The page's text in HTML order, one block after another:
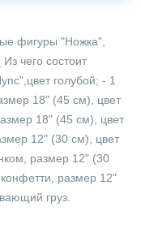
фигуры "Ножка",
чего состоит
голубой; - 1
18" (45 см), цвет
18" (45 см), цвет
12" (30 см), цвет
размер 12" (30
размер 12"
груз.